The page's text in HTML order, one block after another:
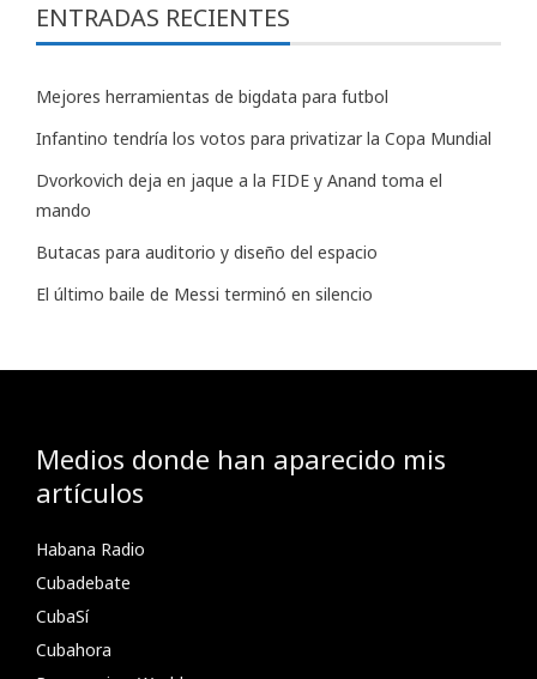
ENTRADAS RECIENTES
Mejores herramientas de bigdata para futbol
Infantino tendría los votos para privatizar la Copa Mundial
Dvorkovich deja en jaque a la FIDE y Anand toma el
mando
Butacas para auditorio y diseño del espacio
El último baile de Messi terminó en silencio
Medios donde han aparecido mis
artículos
Habana Radio
Cubadebate
CubaSí
Cubahora